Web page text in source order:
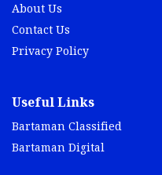
About Us
Contact Us
Privacy Policy
Useful Links
Bartaman Classified
Bartaman Digital